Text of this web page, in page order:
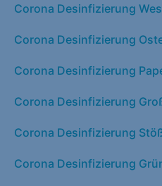
Corona Desinfizierung
Corona Desinfizierung
Corona Desinfizierung
Corona Desinfizierung
Corona Desinfizierung
Corona Desinfizierung